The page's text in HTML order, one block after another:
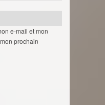
e-mail et mon
prochain